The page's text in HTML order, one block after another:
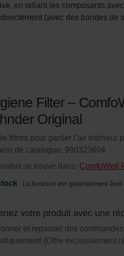
en reliant les composants
(avec des bandes de
Filter –
Original
filtres pour garder l’air intérieur
de catalogue: 990323604
se trouve dans: ComfoWell
La livraison est généralement
votre produit avec une
et repasser des
(Offre exclusivement